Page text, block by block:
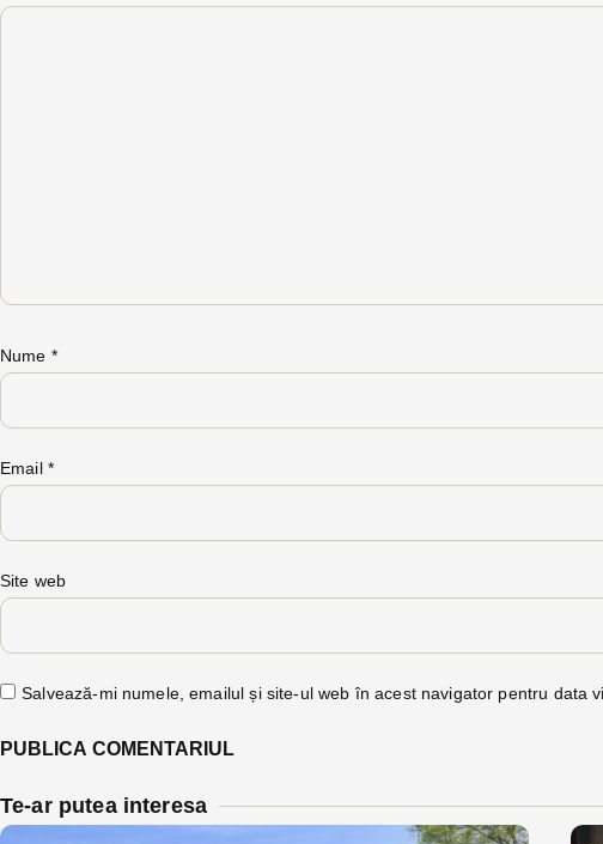
Nume *
Email *
Site web
Salvează-mi numele, emailul și site-ul web în acest navigator pentru data
Te-ar putea interesa